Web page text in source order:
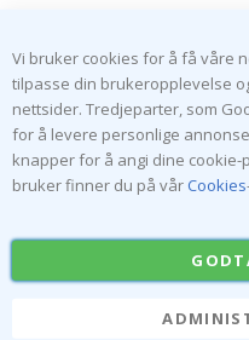
Vi bruker cookies for å få våre
tilpasse din brukeropplevelse
nettsider. Tredjeparter, som
for å levere personlige
knapper for å angi dine
bruker finner du på vår Cookies